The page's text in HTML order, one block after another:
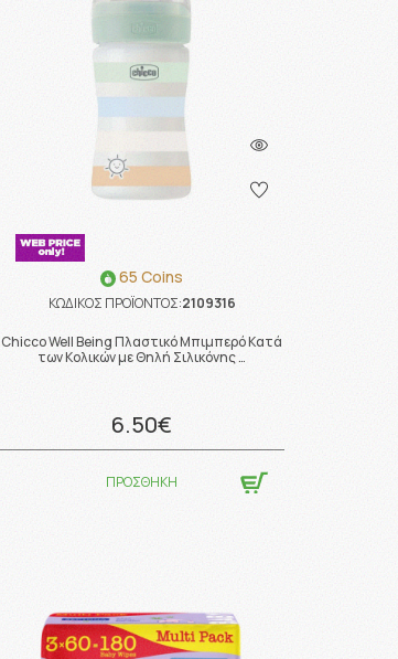
65 Coins
ΚΩΔΙΚΟΣ ΠΡΟΪΟΝΤΟΣ:2109316
Chicco Well Being Πλαστικό Μπιμπερό Κατά
των Κολικών με Θηλή Σιλικόνης …
6.50€
ΠΡΟΣΘΗΚΗ